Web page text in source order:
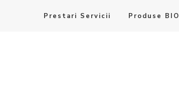
Prestari Servicii Produse BIO